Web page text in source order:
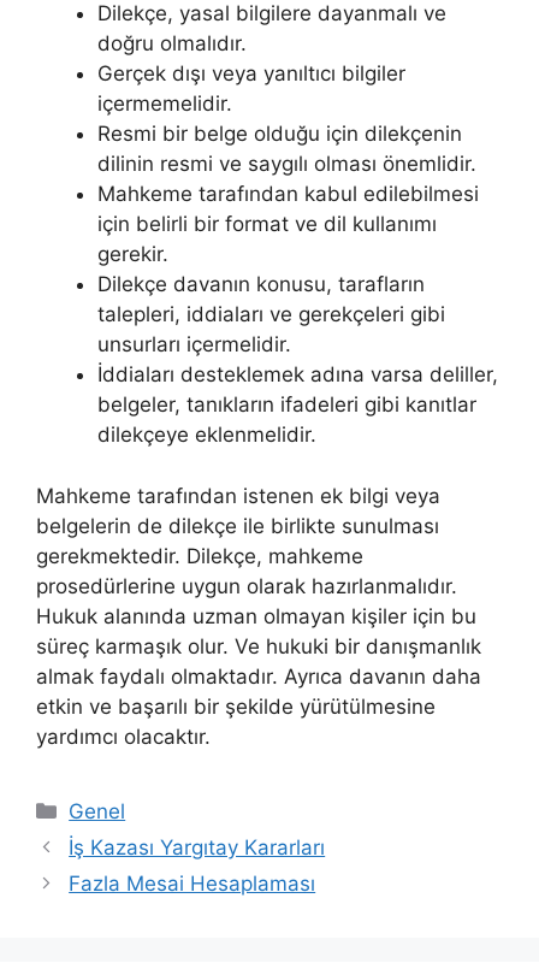
Dilekçe, yasal bilgilere dayanmalı ve
doğru olmalıdır.
Gerçek dışı veya yanıltıcı bilgiler
içermemelidir.
Resmi bir belge olduğu için dilekçenin
dilinin resmi ve saygılı olması önemlidir.
Mahkeme tarafından kabul edilebilmesi
için belirli bir format ve dil kullanımı
gerekir.
Dilekçe davanın konusu, tarafların
talepleri, iddiaları ve gerekçeleri gibi
unsurları içermelidir.
İddiaları desteklemek adına varsa deliller,
belgeler, tanıkların ifadeleri gibi kanıtlar
dilekçeye eklenmelidir.
Mahkeme tarafından istenen ek bilgi veya
belgelerin de dilekçe ile birlikte sunulması
gerekmektedir. Dilekçe, mahkeme
prosedürlerine uygun olarak hazırlanmalıdır.
Hukuk alanında uzman olmayan kişiler için bu
süreç karmaşık olur. Ve hukuki bir danışmanlık
almak faydalı olmaktadır. Ayrıca davanın daha
etkin ve başarılı bir şekilde yürütülmesine
yardımcı olacaktır.
Kategoriler
Genel
İş Kazası Yargıtay Kararları
Fazla Mesai Hesaplaması